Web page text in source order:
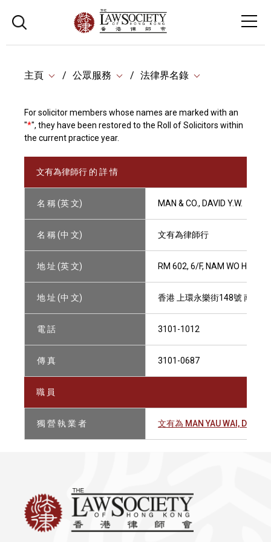
主頁 公眾服務 法律界名錄
For solicitor members whose names are marked with an
"*", they have been restored to the Roll of Solicitors within
the current practice year.
文有為律師行 的 詳 情
名 稱 (英 文) MAN & CO., DAVID Y.W.
名 稱 (中 文) 文有為律師行
地 址 (英 文) RM 602, 6/F, NAM WO HONG
地 址 (中 文) 香港 上環永樂街148號 南和
電 話 3101-1012
傳 真 3101-0687
職 員
獨 營 執 業 者 文有為 MAN YAU WAI, DAVID